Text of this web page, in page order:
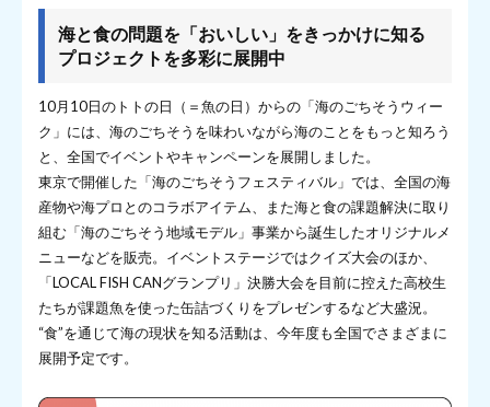
海と食の問題を「おいしい」をきっかけに知る
プロジェクトを多彩に展開中
10月10日のトトの日（＝魚の日）からの「海のごちそうウィー
ク」には、海のごちそうを味わいながら海のことをもっと知ろう
と、全国でイベントやキャンペーンを展開しました。
東京で開催した「海のごちそうフェスティバル」では、全国の海
産物や海プロとのコラボアイテム、また海と食の課題解決に取り
組む「海のごちそう地域モデル」事業から誕生したオリジナルメ
ニューなどを販売。イベントステージではクイズ大会のほか、
「LOCAL FISH CANグランプリ」決勝大会を目前に控えた高校生
たちが課題魚を使った缶詰づくりをプレゼンするなど大盛況。
“食”を通じて海の現状を知る活動は、今年度も全国でさまざまに
展開予定です。